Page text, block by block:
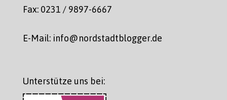
Fax: 0231 / 9897-6667
E-Mail: info@nordstadtblogger.de
Unterstütze uns bei: